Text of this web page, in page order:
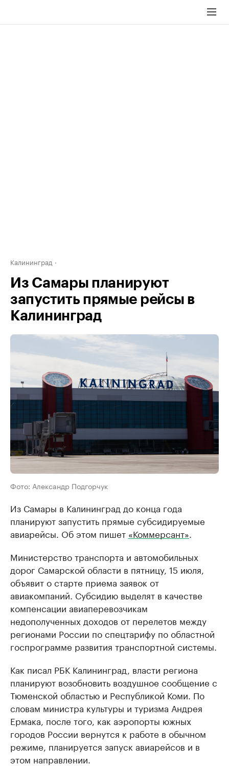
Калининград
Из Самары планируют
запустить прямые рейсы в
Калининград
Фото: Александр Подгорчук
Из Самары в Калининград до конца года
планируют запустить прямые субсидируемые
авиарейсы. Об этом пишет «Коммерсант»
Министерство транспорта и автомобильных
дорог Самарской области в пятницу, 15 июля,
объявит о старте приема заявок от
авиакомпаний. Субсидию выделят в качестве
компенсации авиаперевозчикам
недополученных доходов от перелетов между
регионами России по спецтарифу по областной
госпрограмме развития транспортной системы.
Как писал РБК Калининград, власти региона
планируют возобновить воздушное сообщение с
Тюменской областью и Республикой Коми. По
словам министра культуры и туризма Андрея
Ермака, после того, как аэропорты южных
городов России вернутся к работе в обычном
режиме, планируется запуск авиарейсов и в
этом направлении.